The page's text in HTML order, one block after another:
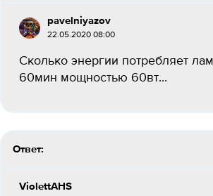
pavelniyazov
22.05.2020 08:00
Сколько энергии потребляет
60мин мощностью 60вт...
Ответ:
ViolettAHS